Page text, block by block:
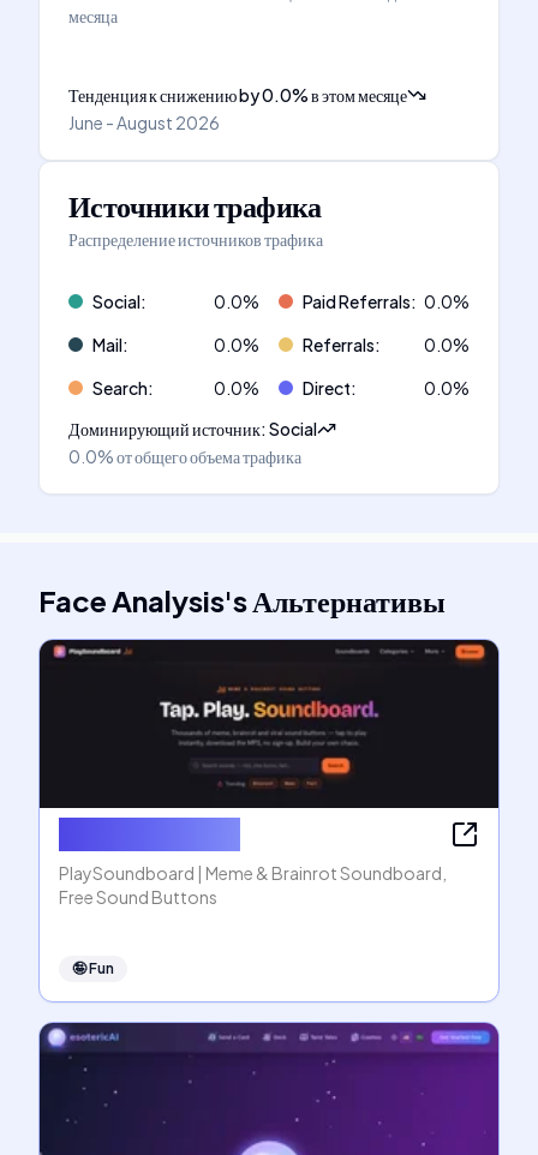
месяца
Тенденция к снижениюby0.0%в этом месяце
June - August 2026
Источники трафика
Распределение источников трафика
Social: 0.0% Paid Referrals: 0.0%
Mail: 0.0% Referrals: 0.0%
Search: 0.0% Direct: 0.0%
Доминирующий источник:Social
0.0%от общего объема трафика
Face Analysis'sАльтернативы
PlaySoundboard | Meme & Brainrot Soundboard,
Free Sound Buttons
🤪Fun